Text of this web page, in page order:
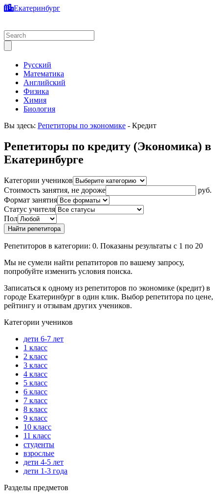
Екатеринбург
Русский
Математика
Английский
Физика
Химия
Биология
Вы здесь: Репетиторы по экономике - Кредит
Репетиторы по кредиту (Экономика) в
Екатеринбурге
Категории учеников
Стоимость занятия, не дороже
руб.
Формат занятия
Статус учителя
Пол
Репетиторов в категории: 0. Показаны результаты с 1 по 20
Мы не сумели найти репатиторов по вашему запросу,
попробуйте изменить условия поиска.
Записаться к одному из репетиторов по экономике (кредит) в
городе Екатеринбург в один клик. Выбор репетитора по цене,
рейтингу и отзывам других учеников.
Категории учеников
дети 6-7 лет
1 класс
2 класс
3 класс
4 класс
5 класс
6 класс
7 класс
8 класс
9 класс
10 класс
11 класс
студенты
взрослые
дети 4-5 лет
дети 1-3 года
Разделы предметов